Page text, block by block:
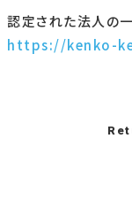
認定された法人の
https://kenko-